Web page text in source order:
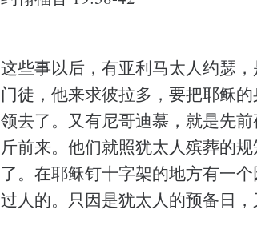
这些事以后，有亚利马太人约瑟
门徒，他来求彼拉多，要把耶稣
领去了。又有尼哥迪慕，就是先
斤前来。他们就照犹太人殡葬的
了。在耶稣钉十字架的地方有一
过人的。只因是犹太人的预备日